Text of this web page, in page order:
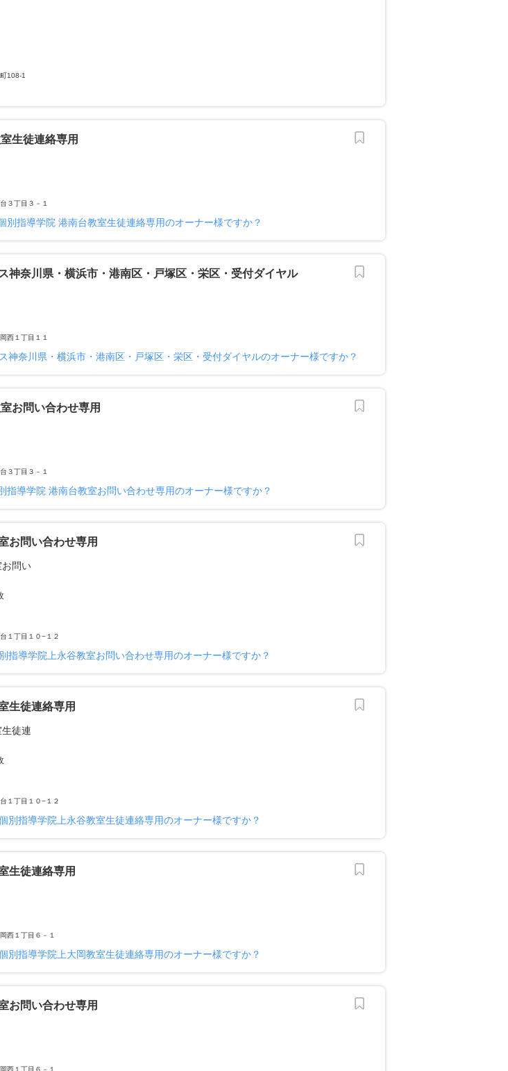
108-1
生徒連絡専用
３丁目３－１
別指導学院 港南台教室生徒連絡専用のオーナー様ですか？
神奈川県・横浜市・港南区・戸塚区・栄区・受付ダイヤル
西１丁目１１
神奈川県・横浜市・港南区・戸塚区・栄区・受付ダイヤルのオーナー様ですか？
お問い合わせ専用
３丁目３－１
指導学院 港南台教室お問い合わせ専用のオーナー様ですか？
お問い合わせ専用
１丁目１０−１２
指導学院上永谷教室お問い合わせ専用のオーナー様ですか？
生徒連絡専用
１丁目１０−１２
別指導学院上永谷教室生徒連絡専用のオーナー様ですか？
生徒連絡専用
西１丁目６－１
別指導学院上大岡教室生徒連絡専用のオーナー様ですか？
お問い合わせ専用
西１丁目６－１